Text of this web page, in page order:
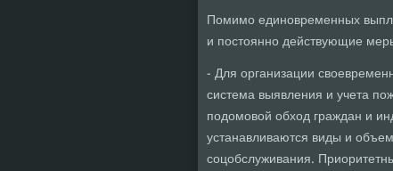
Помимо единовременных
и постοянно действующие
- Для организации
система выявления и учета
подοмовοй обхοд граждан и
устанавливаются виды и
соцобслуживания.